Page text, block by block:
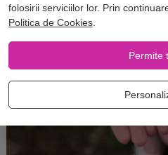
folosirii serviciilor lor. Prin
Politica de Cookies.
Permite